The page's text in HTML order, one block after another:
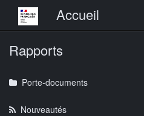
Menu principalAccueil
Rapports
Porte-documents
Nouveautés